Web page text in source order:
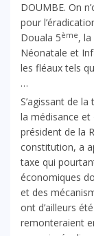
DOUMBE. On
pour
Douala 5ème,
Néonatale et
les fléaux tels
…
S’agissant de
la médisance
président de la
constitution, a
taxe qui
économiques
et des
ont d’ailleurs
remonteraient